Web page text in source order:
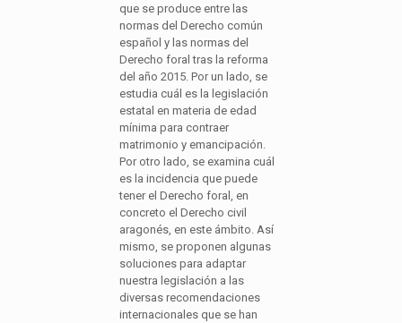
que se produce entre las
normas del Derecho común
español y las normas del
Derecho foral tras la reforma
del año 2015. Por un lado, se
estudia cuál es la legislación
estatal en materia de edad
mínima para contraer
matrimonio y emancipación.
Por otro lado, se examina cuál
es la incidencia que puede
tener el Derecho foral, en
concreto el Derecho civil
aragonés, en este ámbito. Así
mismo, se proponen algunas
soluciones para adaptar
nuestra legislación a las
diversas recomendaciones
internacionales que se han